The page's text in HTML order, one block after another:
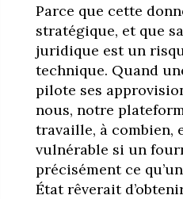
Parce que cette
stratégique, et que
juridique est un
technique. Quand
pilote ses
nous, notre
travaille, à combien,
vulnérable si un
précisément ce
État rêverait